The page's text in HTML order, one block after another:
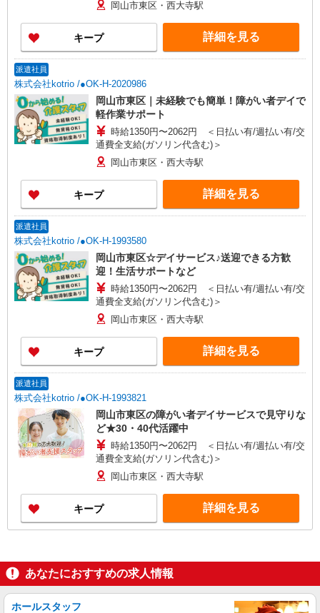
岡山市東区・西大寺駅
キープ 詳細を見る
派遣社員
株式会社kotrio /●OK-H-2020986
岡山市東区｜未経験でも簡単！障がい者デイで
軽作業サポート
時給1350円〜2062円 ＜日払い有/週払い有/交
通費全支給(ガソリン代含む)＞
岡山市東区・西大寺駅
キープ 詳細を見る
派遣社員
株式会社kotrio /●OK-H-1993580
岡山市東区☆デイサービス♪送迎できる方歓
迎！生活サポートなど
時給1350円〜2062円 ＜日払い有/週払い有/交
通費全支給(ガソリン代含む)＞
岡山市東区・西大寺駅
キープ 詳細を見る
派遣社員
株式会社kotrio /●OK-H-1993821
岡山市東区の障がい者デイサービスで見守りな
ど★30・40代活躍中
時給1350円〜2062円 ＜日払い有/週払い有/交
通費全支給(ガソリン代含む)＞
岡山市東区・西大寺駅
キープ 詳細を見る
あなたにおすすめの求人情報
ホールスタッフ